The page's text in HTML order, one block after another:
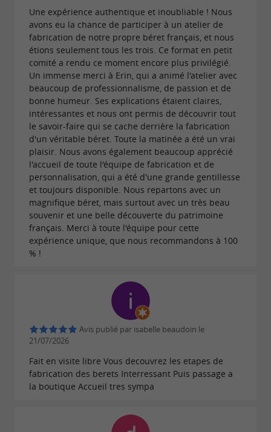
Vendredi 8h - 12h / 13h - 16h
Une expérience authentique et inoubliable ! Nous
avons eu la chance de participer à un atelier de
fabrication de notre propre béret français, et nous
étions seulement tous les trois. Ce format en petit
comité a rendu ce moment encore plus privilégié.
Un immense merci à Erin, qui a animé l'atelier avec
beaucoup de professionnalisme, de passion et de
bonne humeur. Ses explications étaient claires,
intéressantes et nous ont permis de découvrir tout
le savoir-faire qui se cache derrière la fabrication
d'un véritable béret. Toute la matinée a été un vrai
plaisir. Nous avons également beaucoup apprécié
l'accueil de toute l'équipe de fabrication et de
personnalisation, qui a été d'une grande gentillesse
et toujours disponible. Nous repartons avec un
magnifique béret, mais surtout avec un très beau
souvenir et une belle découverte du patrimoine
français. Merci à toute l'équipe pour cette
expérience unique, que nous recommandons à 100
% !
Avis publié par isabelle beaudoin le
21/07/2026
Fait en visite libre Vous decouvrez les etapes de
fabrication des berets Interressant Puis passage a
la boutique Accueil tres sympa